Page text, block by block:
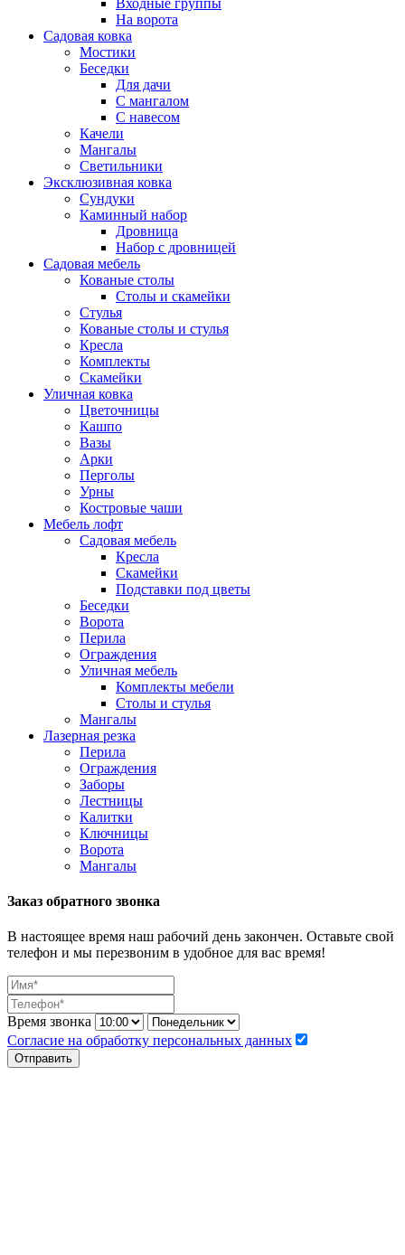
Входные группы
На ворота
Садовая ковка
Мостики
Беседки
Для дачи
С мангалом
С навесом
Качели
Мангалы
Светильники
Эксклюзивная ковка
Cундуки
Каминный набор
Дровница
Набор с дровницей
Садовая мебель
Кованые столы
Столы и скамейки
Стулья
Кованые столы и стулья
Кресла
Комплекты
Скамейки
Уличная ковка
Цветочницы
Кашпо
Вазы
Арки
Перголы
Урны
Костровые чаши
Мебель лофт
Садовая мебель
Кресла
Скамейки
Подставки под цветы
Беседки
Ворота
Перила
Ограждения
Уличная мебель
Комплекты мебели
Столы и стулья
Мангалы
Лазерная резка
Перила
Ограждения
Заборы
Лестницы
Калитки
Ключницы
Ворота
Мангалы
Заказ обратного звонка
В настоящее время наш рабочий день закончен. Оставьте свой
телефон и мы перезвоним в удобное для вас время!
Время звонка
Согласие на обработку персональных данных
Отправить